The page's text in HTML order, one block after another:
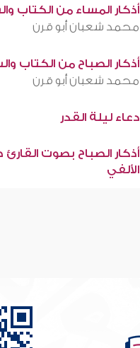
أذكار المساء من الكتاب
محمد شعبان أبو قرن
أذكار الصباح من الكتاب
محمد شعبان أبو قرن
دعاء ليلة القدر
أذكار الصباح بصوت القارئ
الألفي